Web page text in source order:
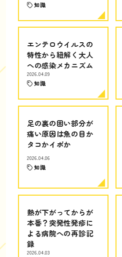
知識
エンテロウイルスの
特性から紐解く大人
への感染メカニズム
2026.04.09
知識
足の裏の固い部分が
痛い原因は魚の目か
タコかイボか
2026.04.06
知識
熱が下がってからが
本番？突発性発疹に
よる病院への再診記
録
2026.04.03